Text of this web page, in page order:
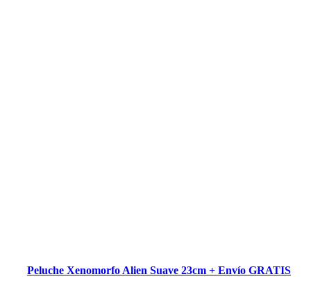
Peluche Xenomorfo Alien Suave 23cm + Envío GRATIS